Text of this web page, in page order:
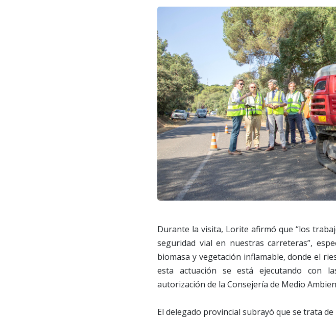
Durante la visita, Lorite afirmó que “los
seguridad vial en nuestras carreteras”,
biomasa y vegetación inflamable, donde el
esta actuación se está ejecutando con
autorización de la Consejería de Medio
El delegado provincial subrayó que se trata